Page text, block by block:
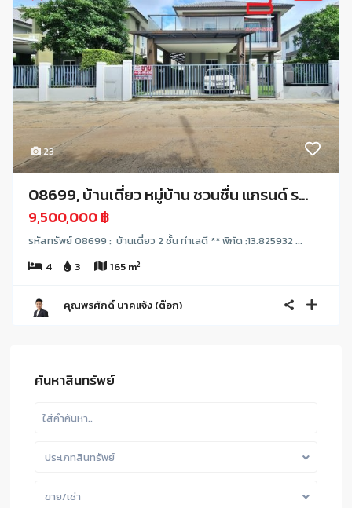
23
08699, บ้านเดี่ยว หมู่บ้าน ชวนชื่น แกรนด์ ร...
9,500,000 ฿
รหัสทรัพย์ 08699 : บ้านเดี่ยว 2 ชั้น ทำเลดี ** พิกัด :13.825932 ...
4
3 165 m2
คุณพรศักดิ์ นาคแจ้ง (ต๊อก)
ค้นหาสินทรัพย์
ประเภทสินทรัพย์
ขาย/เช่า